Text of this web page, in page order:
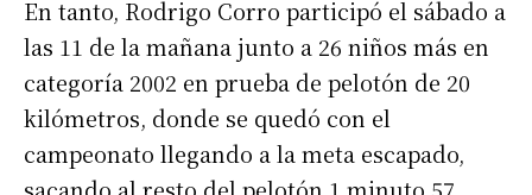
En tanto, Rodrigo Corro participó el sábado a
las 11 de la mañana junto a 26 niños más en
categoría 2002 en prueba de pelotón de 20
kilómetros, donde se quedó con el
campeonato llegando a la meta escapado,
sacando al resto del pelotón 1 minuto 57